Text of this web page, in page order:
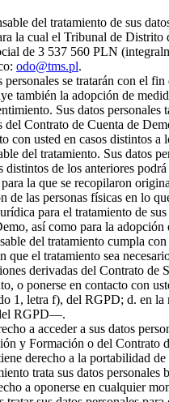
del tratamiento de sus
la cual el Tribunal de
de 3 537 560 PLN
odo@tms.pl.
personales se tratarán con el
también la adopción de
Sus datos
del Contrato de Cuenta de
con usted en casos distintos
del tratamiento. Sus datos
distintos de los anteriores
la que se recopilaron
de las personas físicas en lo
para el tratamiento de
así como para la
del tratamiento cumpla
que el tratamiento sea
derivadas del Contrato de
o ponerse en contacto con
1, letra f), del RGPD; d. en la
RGPD—.
a acceder a sus datos
y Formación o del Contrato
derecho a la portabilidad
trata sus datos
a oponerse en cualquier